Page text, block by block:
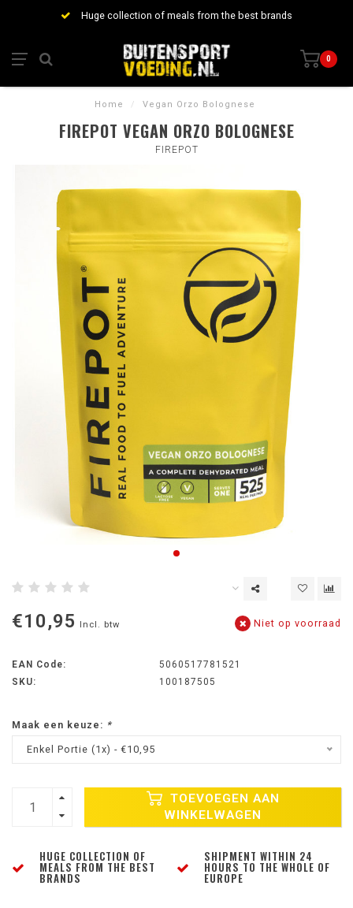
Huge collection of meals from the best brands
0
Home / Vegan Orzo Bolognese
FIREPOT VEGAN ORZO BOLOGNESE
FIREPOT
€10,95 Incl. btw Niet op voorraad
EAN Code:
5060517781521
SKU:
100187505
Maak een keuze: *
Enkel Portie (1x) - €10,95
TOEVOEGEN AAN
WINKELWAGEN
HUGE COLLECTION OF
MEALS FROM THE BEST
BRANDS
SHIPMENT WITHIN 24
HOURS TO THE WHOLE OF
EUROPE